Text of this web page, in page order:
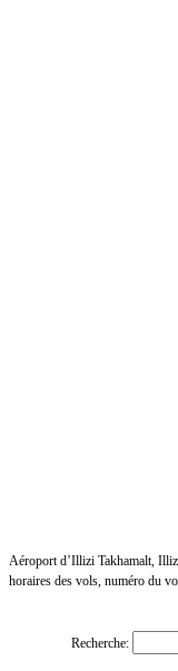
Aéroport d’Illizi Takhamalt,
horaires des vols, numéro du
Recherche: